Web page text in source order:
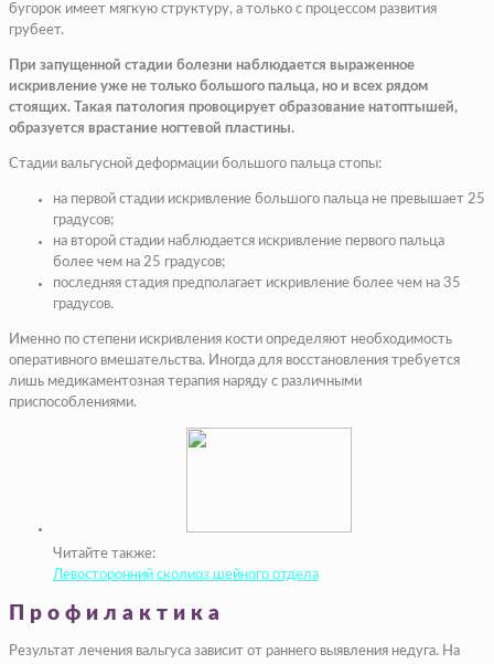
бугорок имеет мягкую структуру, а только с процессом развития
грубеет.
При запущенной стадии болезни наблюдается выраженное
искривление уже не только большого пальца, но и всех рядом
стоящих. Такая патология провоцирует образование натоптышей,
образуется врастание ногтевой пластины.
Стадии вальгусной деформации большого пальца стопы:
на первой стадии искривление большого пальца не превышает 25
градусов;
на второй стадии наблюдается искривление первого пальца
более чем на 25 градусов;
последняя стадия предполагает искривление более чем на 35
градусов.
Именно по степени искривления кости определяют необходимость
оперативного вмешательства. Иногда для восстановления требуется
лишь медикаментозная терапия наряду с различными
приспособлениями.
Читайте также:
Левосторонний сколиоз шейного отдела
Профилактика
Результат лечения вальгуса зависит от раннего выявления недуга. На